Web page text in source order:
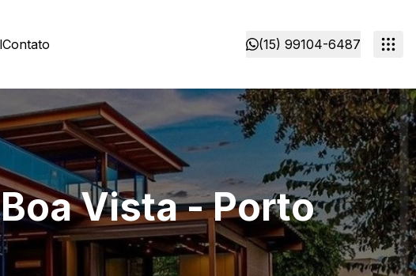
Contato (15) 99104-6487
Vista - Porto